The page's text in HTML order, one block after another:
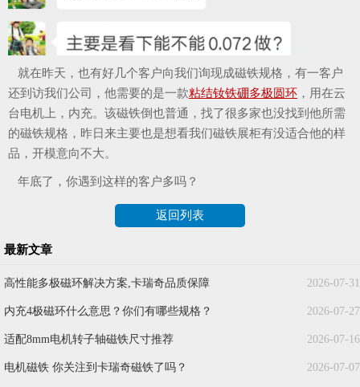
就在昨天，也有好几个客户向我们询现成磁铁规格，有一客户
还到访我们公司，他需要的是一款粘结钕铁硼多极圆环 ，用在云
台电机上，内充。该磁铁倒也普通，找了很多家也没找到他所需
的磁铁规格，昨日来主要也是想看我们磁铁展柜有没适合他的样
品，开模意向不大。
年底了，你遇到这样的客户多吗？
返回列表
最新文章
2026-07-31
高性能多极磁环解决方案,卡瑞奇品质保障
2026-07-27
内充4极磁环什么意思？你们有哪些规格？
2026-07-16
适配8mm电机转子轴磁铁尺寸推荐
2026-07-07
电机磁铁 你关注到卡瑞奇磁铁了吗？